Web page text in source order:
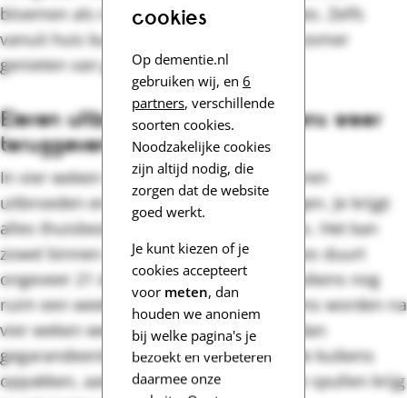
cookies
Op dementie.nl
gebruiken wij, en 6
partners, verschillende
soorten cookies.
Noodzakelijke cookies
zijn altijd nodig, die
zorgen dat de website
goed werkt.
Je kunt kiezen of je
cookies accepteert
voor meten, dan
houden we anoniem
bij welke pagina's je
bezoekt en verbeteren
daarmee onze
bloemen als narcissen en blauwe druifjes. Zelfs
vanuit huis kun je dan de hele lente en zomer
genieten van gevarieerd groen.
Eieren uitbroeden (en de kuikens weer
teruggeven)
In vier weken tijd kun je thuis kippeneieren
uitbroeden en de kleine kuikens verzorgen. Je krijgt
alles thuisbezorgd wat daarvoor nodig is. Het kan
zowel binnen als buiten. Het broedproces duurt
ongeveer 21 dagen, daarna heb je de kuikens nog
ruim een week. Alle spullen én de kuikens worden na
vier weken weer opgehaald. Ze krijgen dan
gegarandeerd een goed leven. Je mag de kuikens
oppakken, aaien en vertroetelen. Bij alle spullen krijg